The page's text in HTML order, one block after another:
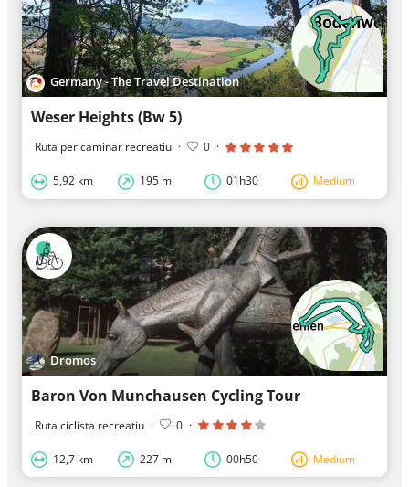
Germany - The Travel Destination
Weser Heights (Bw 5)
Ruta per caminar recreatiu · 0 ·
5,92 km 195 m 01h30 Medium
Dromos
Baron Von Munchausen Cycling Tour
Ruta ciclista recreatiu · 0 ·
12,7 km 227 m 00h50 Medium